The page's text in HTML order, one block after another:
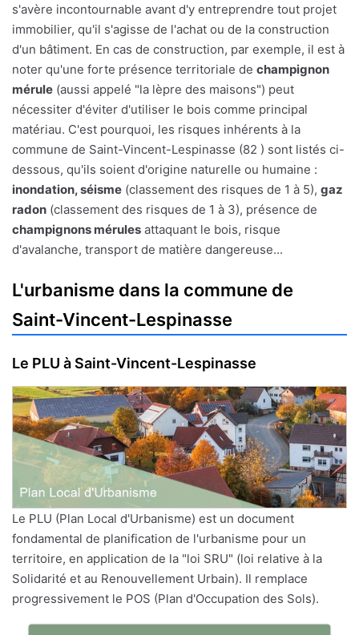
s'avère incontournable avant d'y entreprendre tout projet
immobilier, qu'il s'agisse de l'achat ou de la construction
d'un bâtiment. En cas de construction, par exemple, il est à
noter qu'une forte présence territoriale de champignon
mérule (aussi appelé "la lèpre des maisons") peut
nécessiter d'éviter d'utiliser le bois comme principal
matériau. C'est pourquoi, les risques inhérents à la
commune de Saint-Vincent-Lespinasse (82 ) sont listés ci-
dessous, qu'ils soient d'origine naturelle ou humaine :
inondation, séisme (classement des risques de 1 à 5), gaz
radon (classement des risques de 1 à 3), présence de
champignons mérules attaquant le bois, risque
d'avalanche, transport de matière dangereuse...
L'urbanisme dans la commune de
Saint-Vincent-Lespinasse
Le PLU à Saint-Vincent-Lespinasse
Le PLU (Plan Local d'Urbanisme) est un document
fondamental de planification de l'urbanisme pour un
territoire, en application de la "loi SRU" (loi relative à la
Solidarité et au Renouvellement Urbain). Il remplace
progressivement le POS (Plan d'Occupation des Sols).